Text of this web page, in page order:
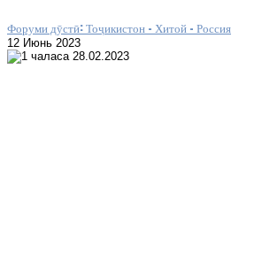
Форуми дӯстӣ: Тоҷикистон – Хитой – Россия
12 Июнь 2023